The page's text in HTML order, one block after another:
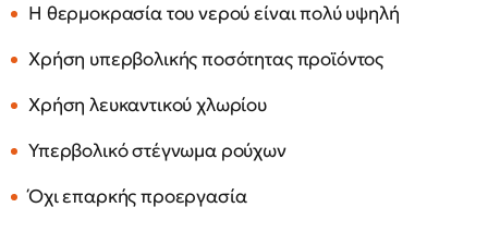
Η θερμοκρασία του νερού είναι πολύ υψηλή
Χρήση υπερβολικής ποσότητας προϊόντος
Χρήση λευκαντικού χλωρίου
Υπερβολικό στέγνωμα ρούχων
Όχι επαρκής προεργασία